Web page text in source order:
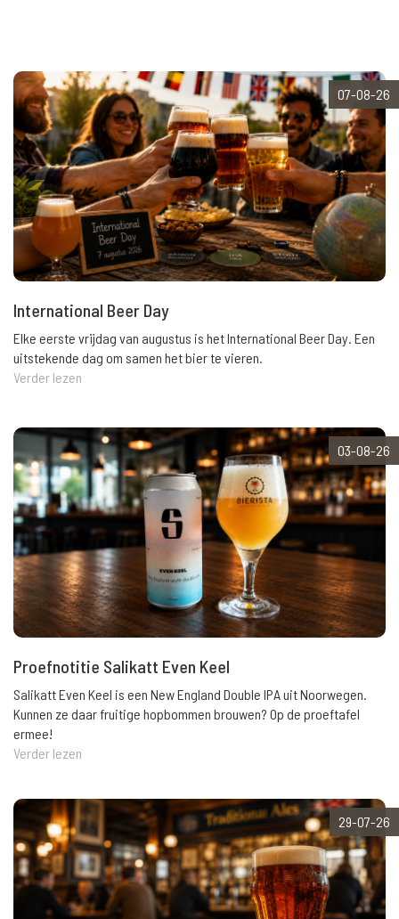
07-08-26
International Beer Day
Elke eerste vrijdag van augustus is het International Beer Day. Een
uitstekende dag om samen het bier te vieren.
Verder lezen
03-08-26
Proefnotitie Salikatt Even Keel
Salikatt Even Keel is een New England Double IPA uit Noorwegen.
Kunnen ze daar fruitige hopbommen brouwen? Op de proeftafel
ermee!
Verder lezen
29-07-26